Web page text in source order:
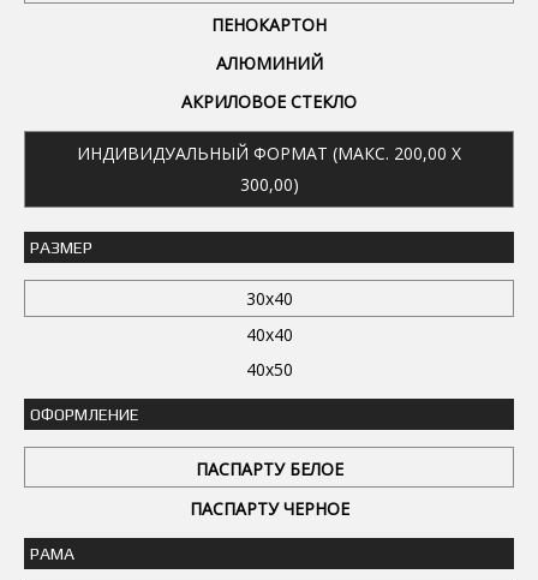
ПЕНОКАРТОН
АЛЮМИНИЙ
АКРИЛОВОЕ СТЕКЛО
ИНДИВИДУАЛЬНЫЙ ФОРМАТ (МАКС. 200,00 X
300,00)
РАЗМЕР
30x40
40x40
40x50
ОФОРМЛЕНИЕ
ПАСПАРТУ БЕЛОЕ
ПАСПАРТУ ЧЕРНОЕ
РАМА